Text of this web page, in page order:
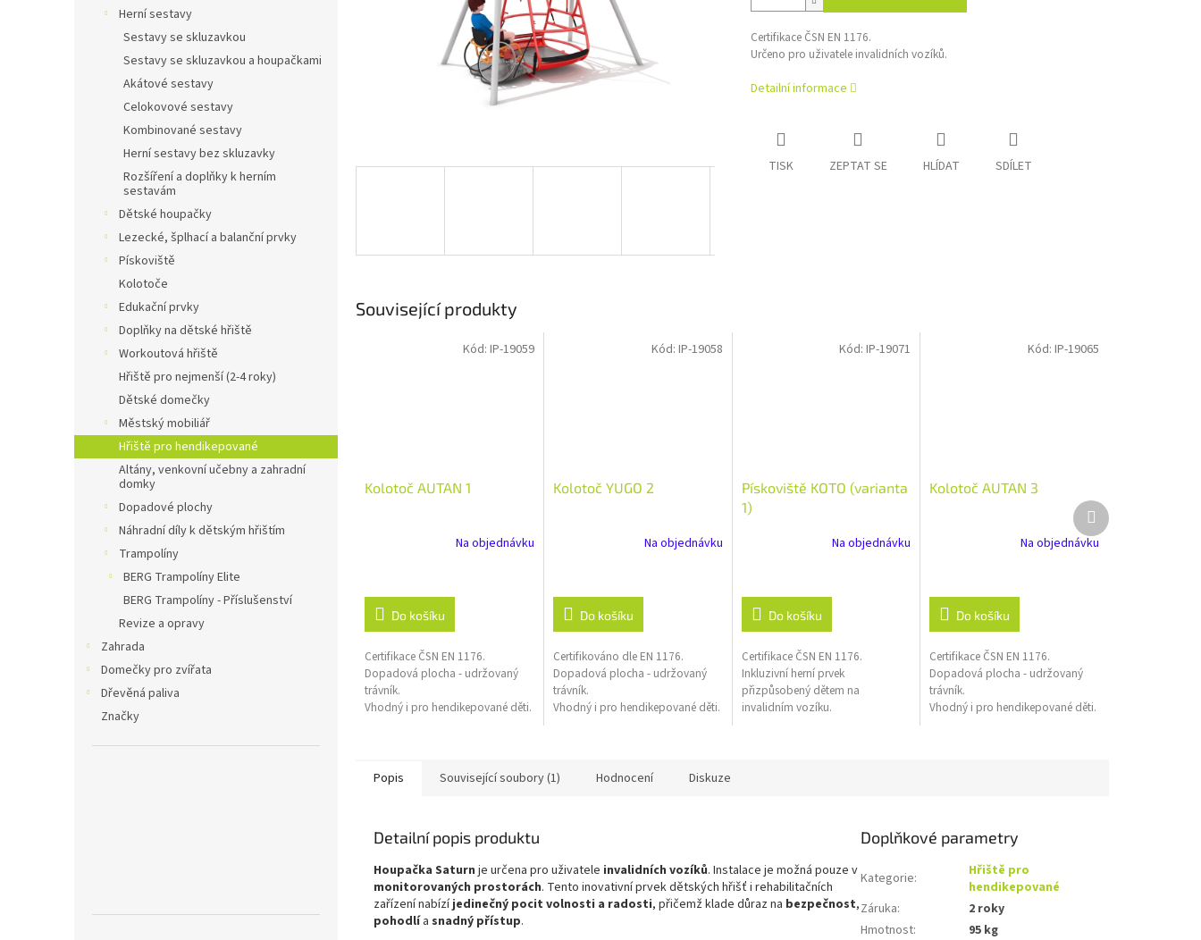
Herní sestavy
Sestavy se skluzavkou
Sestavy se skluzavkou a houpačkami
Akátové sestavy
Celokovové sestavy
Kombinované sestavy
Herní sestavy bez skluzavky
Rozšíření a doplňky k herním
sestavám
Dětské houpačky
Lezecké, šplhací a balanční prvky
Pískoviště
Kolotoče
Edukační prvky
Doplňky na dětské hřiště
Workoutová hřiště
Hřiště pro nejmenší (2-4 roky)
Dětské domečky
Městský mobiliář
Hřiště pro hendikepované
Altány, venkovní učebny a zahradní
domky
Dopadové plochy
Náhradní díly k dětským hřištím
Trampolíny
BERG Trampolíny Elite
BERG Trampolíny - Příslušenství
Revize a opravy
Zahrada
Domečky pro zvířata
Dřevěná paliva
Značky
Certifikace ČSN EN 1176.
Určeno pro uživatele invalidních vozíků.
Detailní informace
TISK ZEPTAT SE HLÍDAT SDÍLET
Související produkty
Kolotoč AUTAN 1
Na objednávku
Do košíku
Certifikace ČSN EN 1176.
Dopadová plocha - udržovaný
trávník.
Vhodný i pro hendikepované děti.
Kód: IP-19059
Kolotoč YUGO 2
Na objednávku
Do košíku
Certifikováno dle EN 1176.
Dopadová plocha - udržovaný
trávník.
Vhodný i pro hendikepované děti.
Kód: IP-19058
Pískoviště KOTO (varianta
1)
Na objednávku
Do košíku
Certifikace ČSN EN 1176.
Inkluzivní herní prvek
přizpůsobený dětem na
invalidním vozíku.
Kód:IP-19071
Kolotoč AUTAN 3
Na objednávku
Do košíku
Certifikace ČSN EN 1176.
Dopadová plocha - udržovaný
trávník.
Vhodný i pro hendikepované děti.
Kód: IP-19065
Další
produkt
Popis Související soubory (1) Hodnocení Diskuze
Detailní popis produktu
Houpačka Saturn je určena pro uživatele invalidních vozíků. Instalace je možná pouze v
monitorovaných prostorách. Tento inovativní prvek dětských hřišť i rehabilitačních
zařízení nabízíjedinečný pocit volnosti a radosti, přičemž klade důraz na bezpečnost,
pohodlía snadný přístup.
Doplňkové parametry
Kategorie:
Hřiště pro
hendikepované
Záruka:
2 roky
Hmotnost:
95 kg